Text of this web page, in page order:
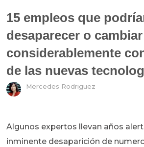
15 empleos que
desaparecer o cambiar
considerablemente
de las nuevas
Mercedes Rodriguez
Algunos expertos llevan años
inminente desaparición de